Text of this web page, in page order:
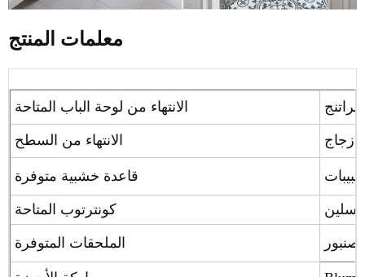
معلمات المنتج
الانتهاء من لوحة الباب المتاحة
الانتهاء من السطح / زجاج
قاعدة خشبية متوفرة
كونترتوب المتاحة
الملحقات المتوفرة